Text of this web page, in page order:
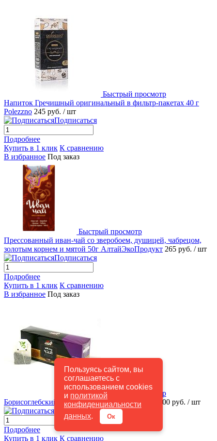
Пользуясь сайтом, вы
соглашаетесь с
использованием cookies
и политикой
конфиденциальности
данных. Ок
Быстрый просмотр
Напиток Гречишный оригинальный в фильтр-пакетах 40 г
Polezzno 245 руб. / шт
Подписаться
Подробнее
Купить в 1 клик К сравнению
В избранное Под заказ
Быстрый просмотр
Прессованный иван-чай со зверобоем, душицей, чабрецом,
золотым корнем и мятой 50г АлтайЭкоПродукт 265 руб. / шт
Подписаться
Подробнее
Купить в 1 клик К сравнению
В избранное Под заказ
Быстрый просмотр
Борисоглебский Иван-чай 20 пакетиков (40 г)
100 руб. / шт
Подписаться
Подробнее
Купить в 1 клик К сравнению